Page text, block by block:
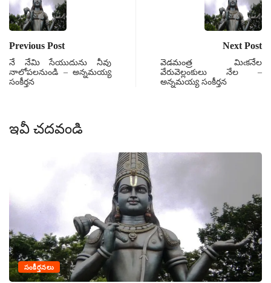
Previous Post
నే నేమి సేయుదును నీవు
నాలోపలనుండి – అన్నమయ్య
సంకీర్తన
Next Post
వెడమంత్ర మిఁకనేల
వేరువెల్లంకులు నేల –
అన్నమయ్య సంకీర్తన
ఇవీ చదవండి
సంకీర్తనలు